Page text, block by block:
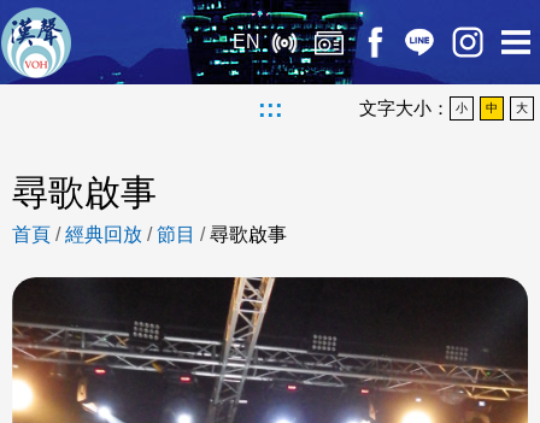
EN
::: 文字大小： 小 中 大
尋歌啟事
首頁 /經典回放 /節目 /尋歌啟事